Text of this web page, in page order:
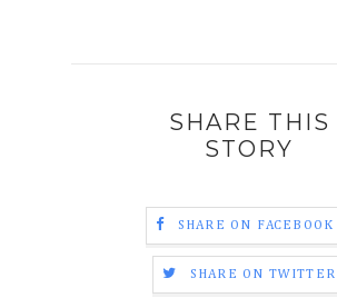
SHARE THIS
STORY
SHARE ON FACEBOOK
SHARE ON TWITTER